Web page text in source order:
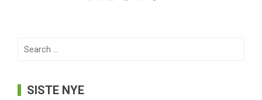
Search
SISTE NYE